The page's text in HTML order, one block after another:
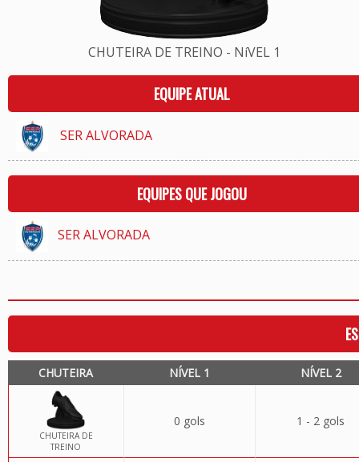
CHUTEIRA DE TREINO - NíVEL 1
EQUIPE ATUAL
SER ALVORADA
EQUIPES QUE JOGOU
SER ALVORADA
CHUTEIRA NÍVEL 1 NÍVEL 2
CHUTEIRA DE
TREINO
0 gols 1 - 2 gols